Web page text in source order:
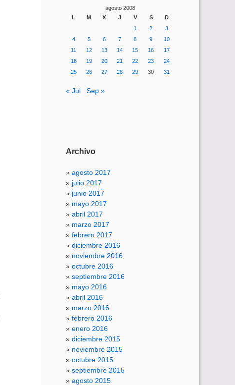
agosto 2008
L
M X J V S
D
1
2
3
4
5 6 7 8 9
10
11
12 13 14 15 16
17
18
19 20 21 22 23
24
25
26 27 28 29 30 31
« Jul Sep »
Archivo
agosto 2017
julio 2017
junio 2017
mayo 2017
abril 2017
marzo 2017
febrero 2017
diciembre 2016
noviembre 2016
octubre 2016
septiembre 2016
mayo 2016
abril 2016
marzo 2016
febrero 2016
enero 2016
diciembre 2015
noviembre 2015
octubre 2015
septiembre 2015
agosto 2015